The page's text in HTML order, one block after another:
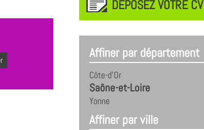
DEPOSEZ VOTRE CV
Affiner par département
Côte-d'Or
Saône-et-Loire
Yonne
Affiner par ville